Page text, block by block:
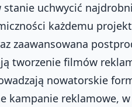
uchwycić
każdemu
zaawansowana
tworzenie filmów
nowatorskie
kampanie reklamowe,